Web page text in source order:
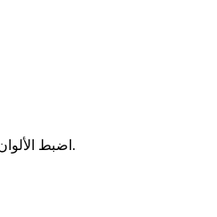
اضبط الألوان والعتامة والتشطيبات. استخدم فرشاة الطلاء الداخلي لاستهداف الشفاه أو العيون أو الخدين أو الحاجبين. يقوم مولد المكياج بالذكاء الاصطناعي بتحديث المعاينات على الفور.